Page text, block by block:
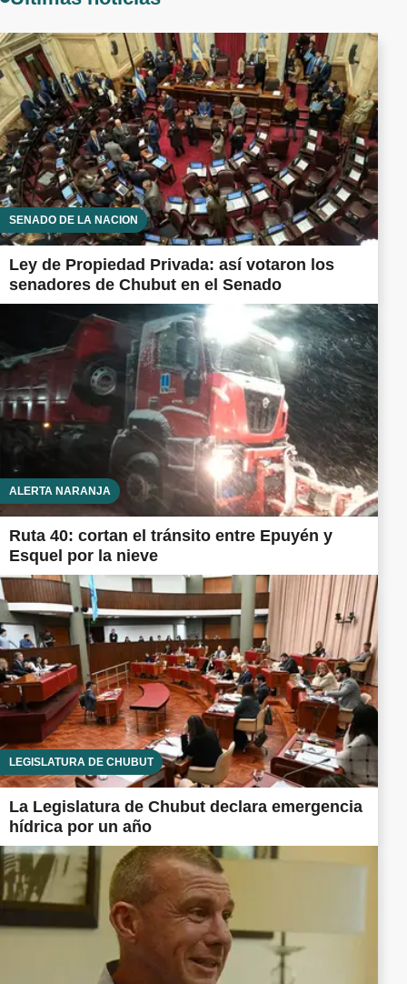
SENADO DE LA NACIÓN
Ley de Propiedad Privada: así votaron los
senadores de Chubut en el Senado
ALERTA NARANJA
Ruta 40: cortan el tránsito entre Epuyén y
Esquel por la nieve
LEGISLATURA DE CHUBUT
La Legislatura de Chubut declara emergencia
hídrica por un año